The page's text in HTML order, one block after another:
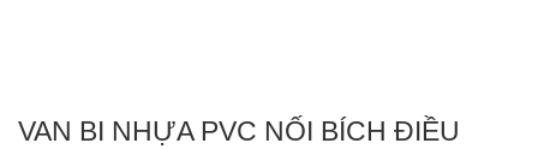
VAN BI NHỰA PVC NỐI BÍCH ĐIỀU